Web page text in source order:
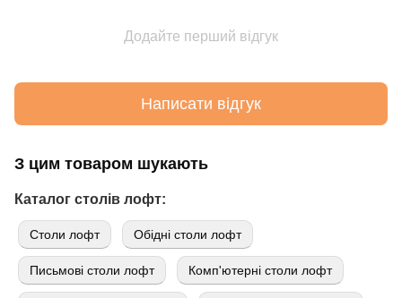
Додайте перший відгук
Написати відгук
З цим товаром шукають
Каталог столів лофт:
Cтоли лофт Обідні столи лофт
Письмові столи лофт Комп'ютерні столи лофт